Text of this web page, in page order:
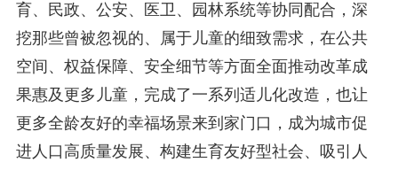
育、民政、公安、医卫、园林系统等协同配合，深
挖那些曾被忽视的、属于儿童的细致需求，在公共
空间、权益保障、‌安全细节等方面全面推动改革成
果惠及更多儿童，完成了一系列适儿化改造，也让
更多全龄友好的幸福场景来到家门口，成为城市促
进人口高质量发展、构建生育友好型社会、吸引人